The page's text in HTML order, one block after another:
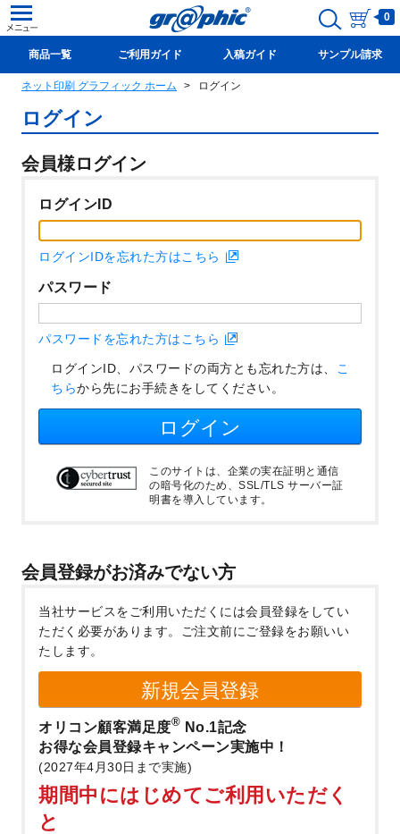
0
商品一覧 ご利用ガイド 入稿ガイド サンプル請求
新規会員登録(無料)
ネット印刷 グラフィック ホーム ログイン
ログイン
会員様ログイン
ログインID
ログインIDを忘れた方はこちら
パスワード
パスワードを忘れた方はこちら
ログインID、パスワードの両方とも忘れた方は、 こ
ちらから先にお手続きをしてください。
ログイン
このサイトは、企業の実在証明と通信
の暗号化のため、SSL/TLS サーバー証
明書を導入しています。
会員登録がお済みでない方
当社サービスをご利用いただくには会員登録をしてい
ただく必要があります。
ご注文前にご登録をお願いい
たします。
新規会員登録
オリコン顧客満足度® No.1記念
お得な会員登録キャンペーン実施中！
(2027年4月30日まで実施)
期間中にはじめてご利用いただく
と